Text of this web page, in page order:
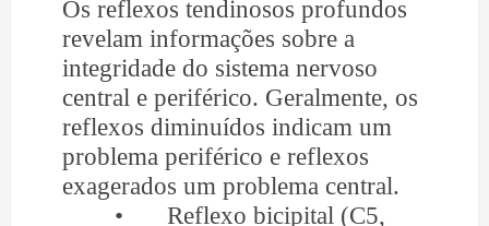
Os reflexos tendinosos profundos
revelam informações sobre a
integridade do sistema nervoso
central e periférico. Geralmente, os
reflexos diminuídos indicam um
problema periférico e reflexos
exagerados um problema central.
•
Reflexo bicipital (C5,